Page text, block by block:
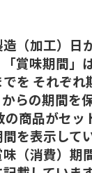
（加工）日
賞味期間」
を それぞれ
らの期間を
の商品がセッ
を表示して
（消費）期